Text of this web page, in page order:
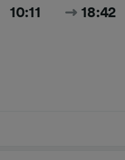
10:11 18:42